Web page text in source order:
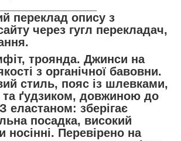
переклад опису з
через гугл перекладач,
троянда. Джинси на
з органічної бавовни.
стиль, пояс із шлевками,
ґудзиком, довжиною до
еластаном: зберігає
посадка, високий
Перевірено на